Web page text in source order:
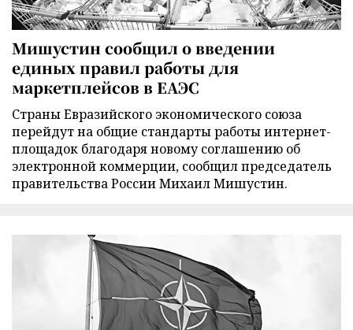
Мишустин сообщил о введении
единых правил работы для
маркетплейсов в ЕАЭС
Страны Евразийского экономического союза
перейдут на общие стандарты работы интернет-
площадок благодаря новому соглашению об
электронной коммерции, сообщил председатель
правительства России Михаил Мишустин.